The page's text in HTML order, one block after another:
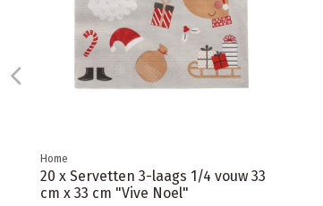
servies -...
€ 19,95
€ 19,95 incl. BTW € 16,49